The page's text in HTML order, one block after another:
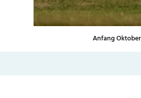
Anfang